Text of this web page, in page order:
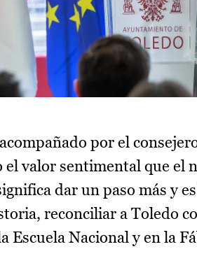
por el
el valor sentimental que el
dar un paso más y
reconciliar a Toledo
Escuela Nacional y en la